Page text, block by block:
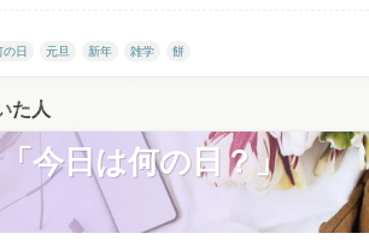
日 元旦 新年 雑学 餅
た人
今日は何の日？」